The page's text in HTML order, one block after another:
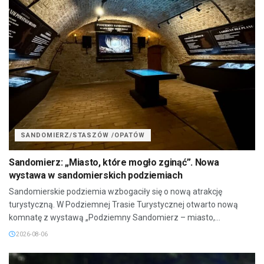
SANDOMIERZ/STASZÓW /OPATÓW
Sandomierz: „Miasto, które mogło zginąć”. Nowa
wystawa w sandomierskich podziemiach
Sandomierskie podziemia wzbogaciły się o nową atrakcję
turystyczną. W Podziemnej Trasie Turystycznej otwarto nową
komnatę z wystawą „Podziemny Sandomierz – miasto,...
2026-08-06